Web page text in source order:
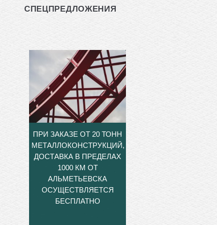
СПЕЦПРЕДЛОЖЕНИЯ
ПРИ ЗАКАЗЕ ОТ 20 ТОНН
МЕТАЛЛОКОНСТРУКЦИЙ,
ДОСТАВКА В ПРЕДЕЛАХ
1000 КМ ОТ
АЛЬМЕТЬЕВСКА
ОСУЩЕСТВЛЯЕТСЯ
БЕСПЛАТНО